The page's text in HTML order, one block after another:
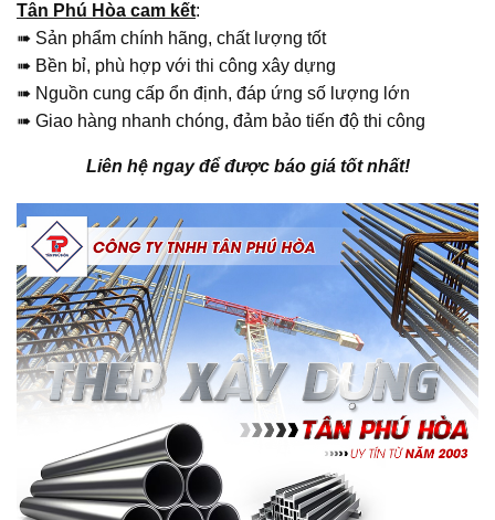
Tân Phú Hòa cam kết:
➠ Sản phẩm chính hãng, chất lượng tốt
➠ Bền bỉ, phù hợp với thi công xây dựng
➠ Nguồn cung cấp ổn định, đáp ứng số lượng lớn
➠ Giao hàng nhanh chóng, đảm bảo tiến độ thi công
Liên hệ ngay để được báo giá tốt nhất!